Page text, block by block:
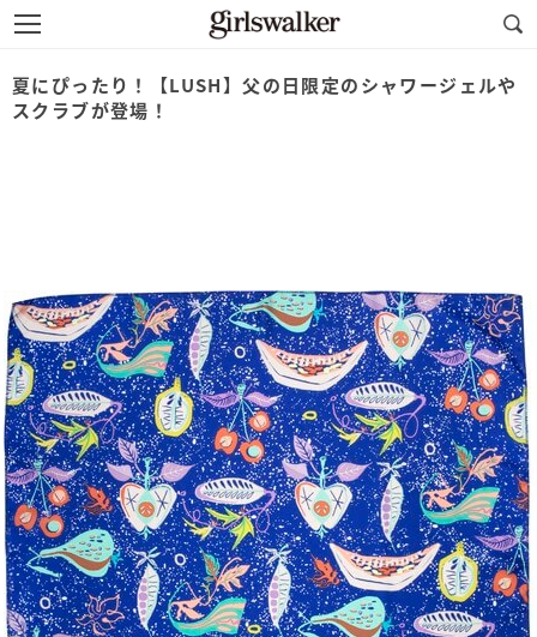
夏にぴったり！【LUSH】父の日限定のシャワージェルや
スクラブが登場！